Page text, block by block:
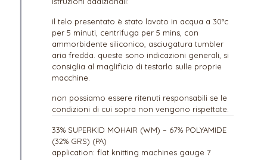
il telo presentato è stato lavato in acqua a 30°c
per 5 minuti, centrifuga per 5 mins, con
ammorbidente siliconico, asciugatura tumbler
aria fredda. queste sono indicazioni generali, si
consiglia al maglificio di testarlo sulle proprie
macchine.
non possiamo essere ritenuti responsabili se le
condizioni di cui sopra non vengono rispettate.
33% SUPERKID MOHAIR (WM) – 67% POLYAMIDE
(32% GRS) (PA)
application: flat knitting machines gauge 7